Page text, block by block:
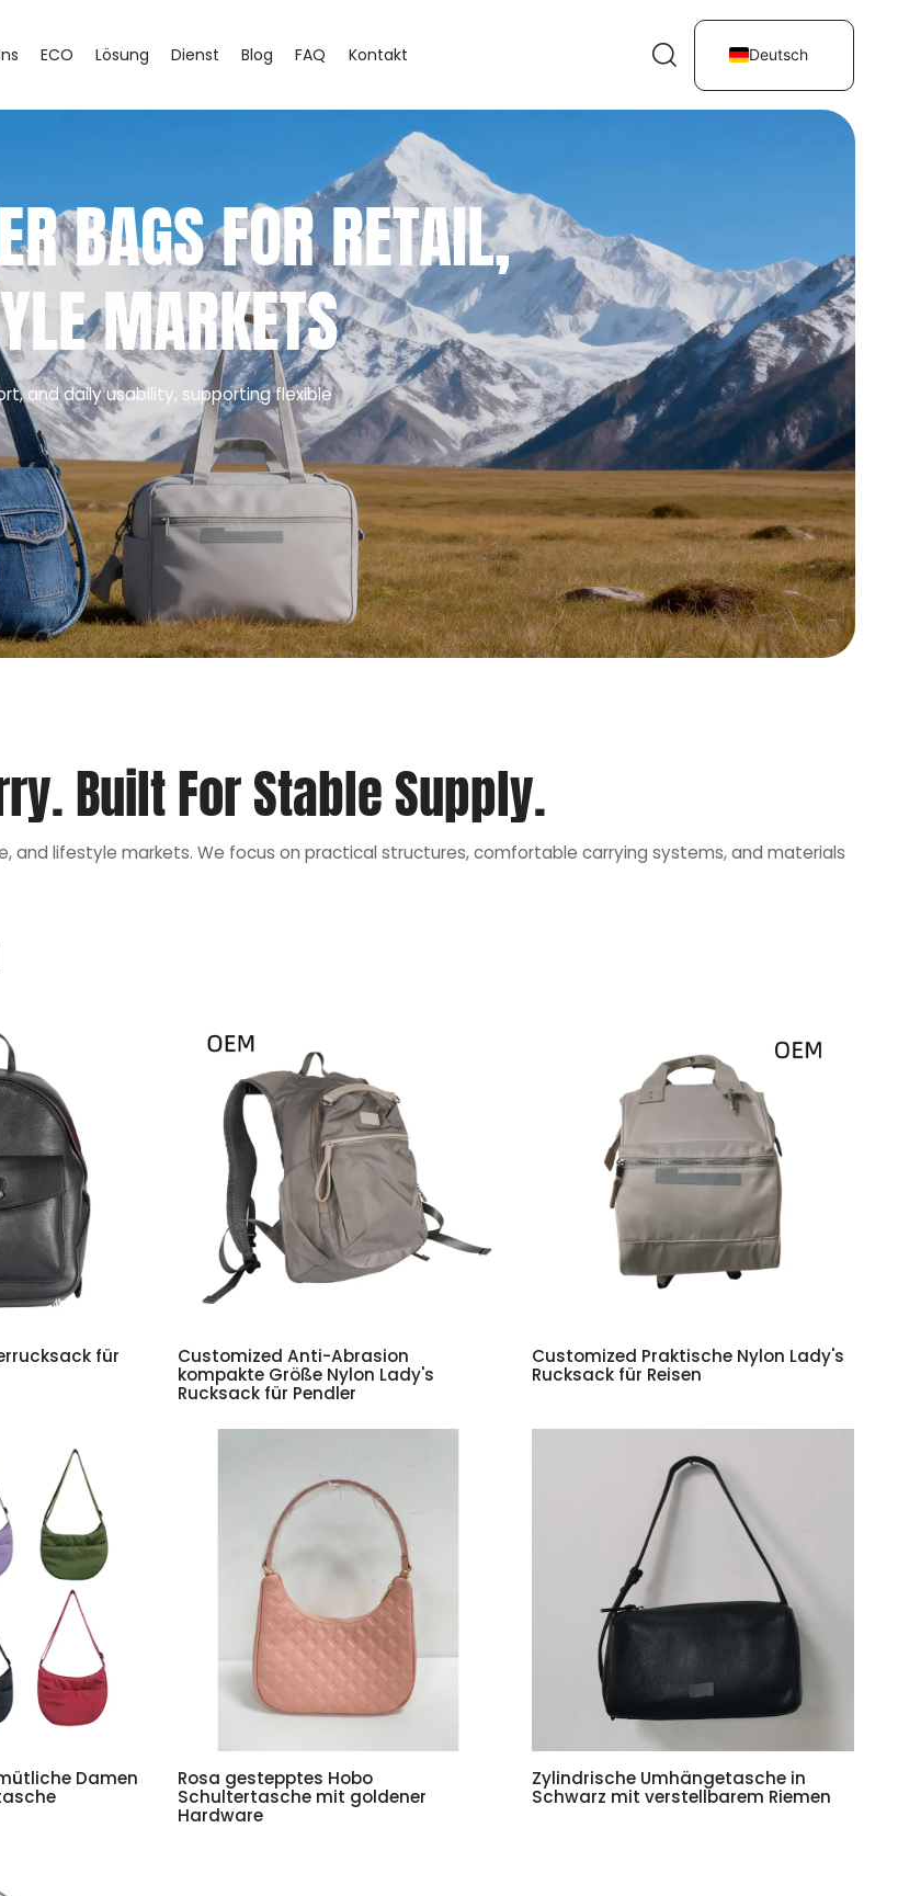
ECO Lösung Dienst Blog FAQ Kontakt Deutsch
BAGS FOR RETAIL,
MARKETS
and daily usability, supporting flexible
Built For Stable Supply.
and lifestyle markets. We focus on practical structures, comfortable carrying systems, and materials
für
Customized Anti-Abrasion
kompakte Größe Nylon Lady's
Rucksack für Pendler
Customized Praktische Nylon Lady's
Rucksack für Reisen
Damen
Rosa gestepptes Hobo
Schultertasche mit goldener
Hardware
Zylindrische Umhängetasche in
Schwarz mit verstellbarem Riemen